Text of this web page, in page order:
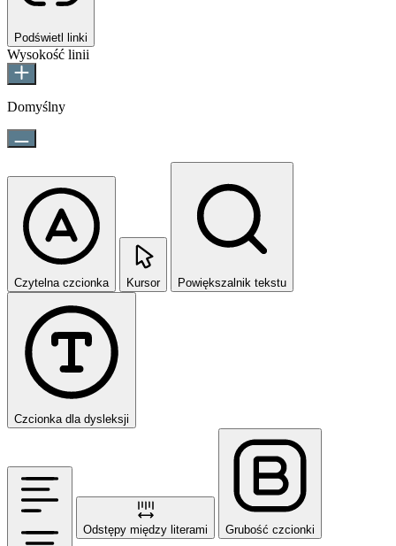
Podświetl linki
Wysokość linii
Domyślny
Czytelna czcionka Kursor Powiększalnik tekstu
Czcionka dla dysleksji
Odstępy między literami Grubość czcionki